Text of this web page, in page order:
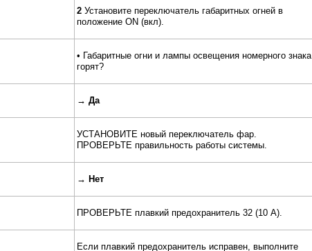
2 Установите переключатель габаритных огней в
положение ON (вкл).
• Габаритные огни и лампы освещения номерного знака
горят?
→ Да
УСТАНОВИТЕ новый переключатель фар.
ПРОВЕРЬТЕ правильность работы системы.
→ Нет
ПРОВЕРЬТЕ плавкий предохранитель 32 (10 A).
Если плавкий предохранитель исправен, выполните